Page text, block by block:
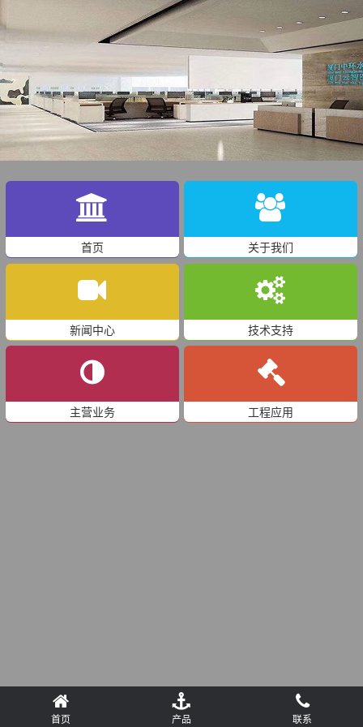
首页 关于我们
新闻中心 技术支持
主营业务 工程应用
首页 产品 联系